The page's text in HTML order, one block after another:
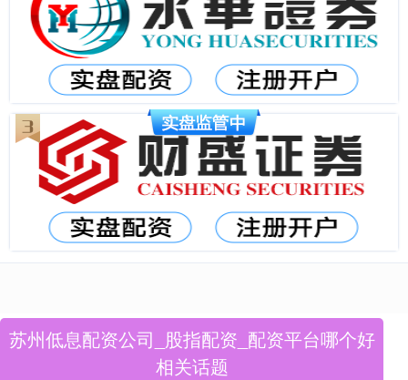
苏州低息配资公司_股指配资_配资平台哪个好
相关话题